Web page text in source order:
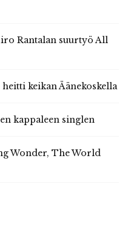
Rantalan suurtyö All
keikan Äänekoskella
kappaleen singlen
Wonder, The World